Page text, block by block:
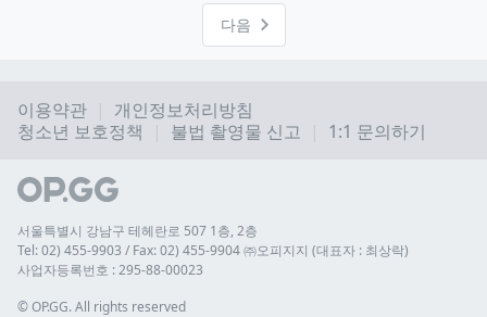
다음
이용약관
개인정보처리방침
청소년 보호정책
불법 촬영물 신고 1:1 문의하기
서울특별시 강남구 테헤란로 507 1층, 2층
Tel: 02) 455-9903 / Fax: 02) 455-9904 ㈜오피지지 (대표자 : 최상락)
사업자등록번호 : 295-88-00023
© OP.GG. All rights reserved